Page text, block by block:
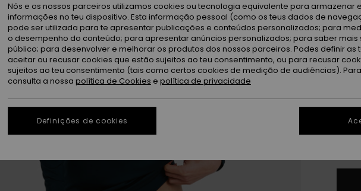
Cor
XS
Nós e os nossos parceiros utilizamos cookies ou tecnologia equivalente para armazenar
informações no teu dispositivo. Esta informação pessoal (como os teus dados de
pode ser utilizada para te apresentar publicações e conteúdos personalizados; para
o desempenho do conteúdo; para apresentar anúncios personalizados; para saber mais
público; para desenvolver e melhorar os produtos dos nossos parceiros. Podes definir as
aceitar ou recusar cookies que estão sujeitos ao teu consentimento, ou para recusar
sujeitos ao teu consentimento (tais como certos cookies de medição de audiências).
consulta a nossa política de Cookies e política de privacidade
Definições de cookies